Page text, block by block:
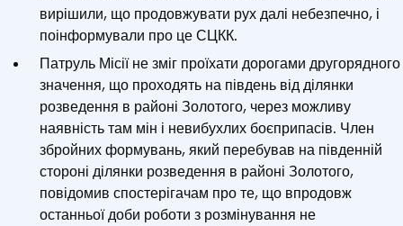
вирішили, що продовжувати рух далі небезпечно, і
поінформували про це СЦКК.
Патруль Місії не зміг проїхати дорогами другорядного
значення, що проходять на південь від ділянки
розведення в районі Золотого, через можливу
наявність там мін і невибухлих боєприпасів. Член
збройних формувань, який перебував на південній
стороні ділянки розведення в районі Золотого,
повідомив спостерігачам про те, що впродовж
останньої доби роботи з розмінування не